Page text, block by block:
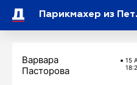
Варвара
Пасторова
15